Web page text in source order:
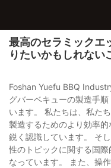
最高のセラミックエ
りたいかもしれない
Foshan Yuefu BBQ
グバーベキューの製造手
います。 私たちは、私た
製造するためのより効率
鋭く認識しています。 そ
性のトピックに関する国
なっています。 また、操